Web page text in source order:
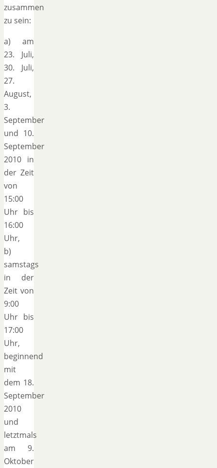
zusammen
zu sein:
a) am
23. Juli,
30. Juli,
27.
August,
3.
September
und 10.
September
2010 in
der Zeit
von
15:00
Uhr bis
16:00
Uhr,
b)
samstags
in der
Zeit von
9:00
Uhr bis
17:00
Uhr,
beginnend
mit
dem 18.
September
2010
und
letztmals
am 9.
Oktober